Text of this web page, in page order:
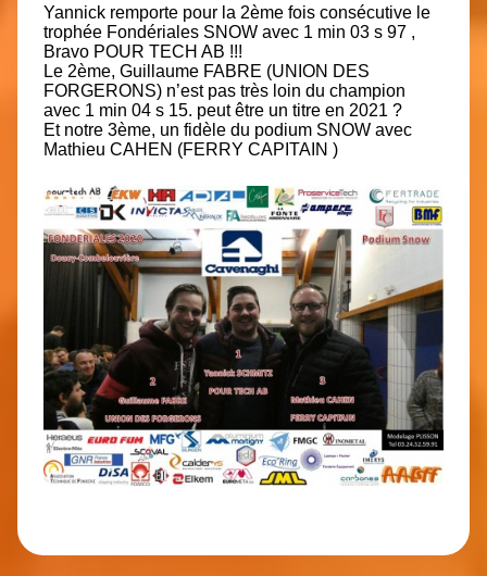
Yannick remporte pour la 2ème fois consécutive le
trophée Fondériales SNOW avec 1 min 03 s 97 ,
Bravo POUR TECH AB !!!
Le 2ème, Guillaume FABRE (UNION DES
FORGERONS) n’est pas très loin du champion
avec 1 min 04 s 15. peut être un titre en 2021 ?
Et notre 3ème, un fidèle du podium SNOW avec
Mathieu CAHEN (FERRY CAPITAIN )